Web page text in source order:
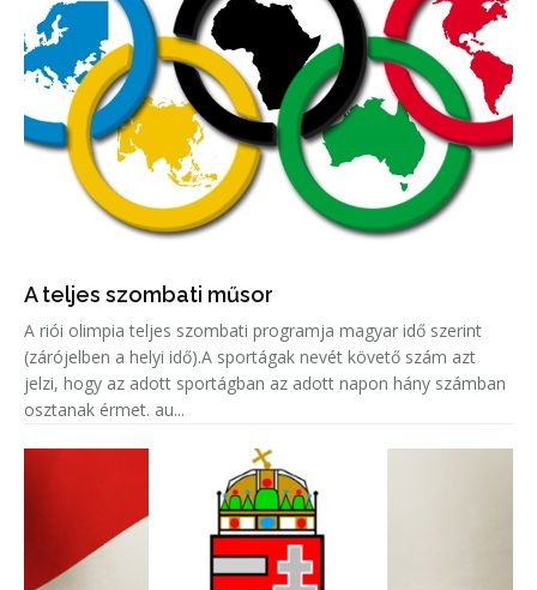
A teljes szombati műsor
A riói olimpia teljes szombati programja magyar idő szerint
(zárójelben a helyi idő).A sportágak nevét követő szám azt
jelzi, hogy az adott sportágban az adott napon hány számban
osztanak érmet. au...